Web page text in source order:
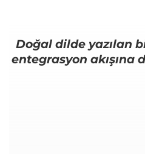
Doğal dilde yazılan
entegrasyon akışına